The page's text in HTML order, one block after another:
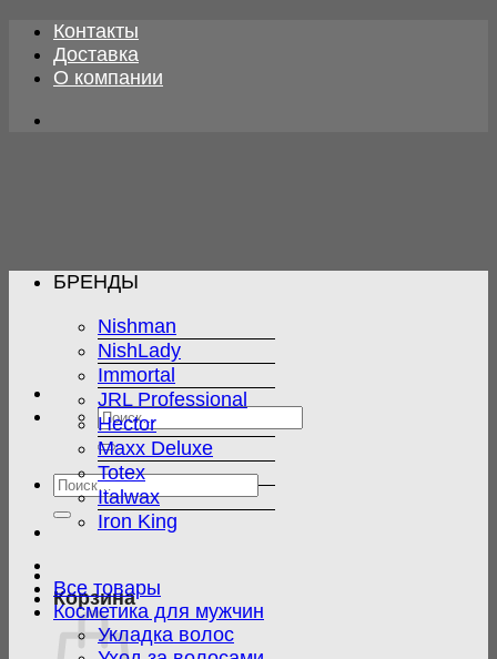
Skip
content
Контакты
Доставка
О компании
Искать:
Искать:
Корзина
БРЕНДЫ
Nishman
NishLady
Immortal
JRL Professional
Hector
Maxx Deluxe
Totex
Italwax
Iron King
Все товары
Косметика для мужчин
Укладка волос